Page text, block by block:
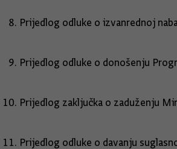
Prijedlog odluke o izvanrednoj
Prijedlog odluke o donošenju
Prijedlog zaključka o zaduženju
Prijedlog odluke o davanju